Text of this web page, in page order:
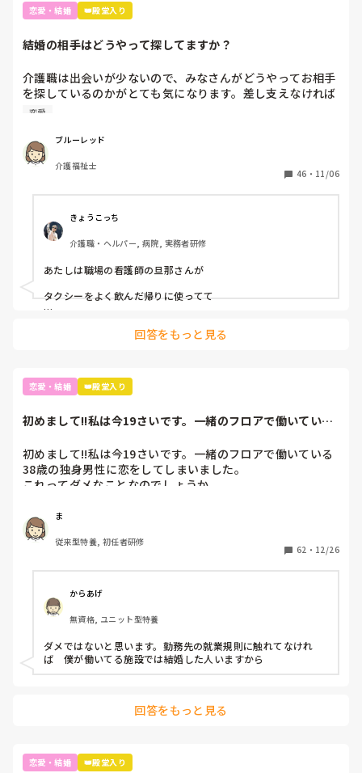
恋愛・結婚 👑殿堂入り
結婚の相手はどうやって探してますか？
介護職は出会いが少ないので、みなさんがどうやってお相手
を探しているのかがとても気になります。差し支えなければ
結婚相手をどうやって探しているのか＆どんな風に結婚まで
恋愛
ブルーレッド
介護福祉士
46 ・ 11/06
きょうこっち
介護職・ヘルパー, 病院, 実務者研修
あたしは職場の看護師の旦那さんが
タクシーをよく飲んだ帰りに使ってて
今年の1月に入籍しました😆💝
回答をもっと見る
恋愛・結婚 👑殿堂入り
初めまして!!私は今19さいです。一緒のフロアで働いている
初めまして!!私は今19さいです。一緒のフロアで働いている
38歳の独身男性に恋をしてしまいました。
これってダメなことなのでしょうか。
ま
従来型特養, 初任者研修
62 ・ 12/26
からあげ
無資格, ユニット型特養
ダメではないと思います。勤務先の就業規則に触れてなけれ
ば　僕が働いてる施設では結婚した人いますから
回答をもっと見る
恋愛・結婚 👑殿堂入り